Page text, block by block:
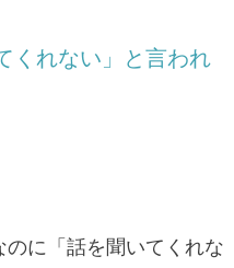
くれない」と言われ
に「話を聞いてくれな